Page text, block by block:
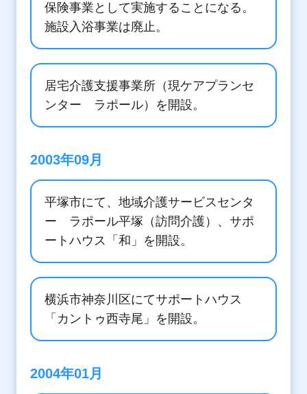
保険事業として実施することになる。
施設入浴事業は廃止。
居宅介護支援事業所（現ケアプランセ
ンター ラポール）を開設。
2003年09月
平塚市にて、地域介護サービスセンタ
ー ラポール平塚（訪問介護）、サポ
ートハウス「和」を開設。
横浜市神奈川区にてサポートハウス
「カントゥ西寺尾」を開設。
2004年01月